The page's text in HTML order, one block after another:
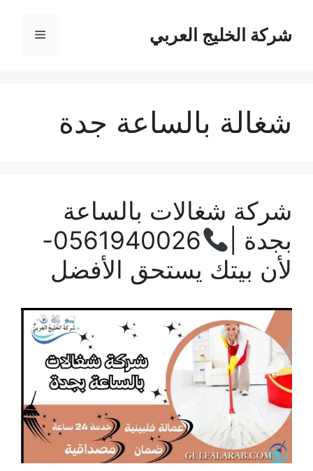
المحتوىشركة الخليج العربي القائمة
شغالة بالساعة جدة
شركة شغالات بالساعة
بجدة |
0561940026-
لأن بيتك يستحق الأفضل